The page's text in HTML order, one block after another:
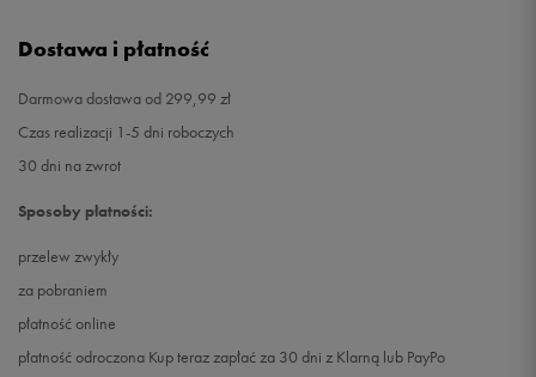
Dostawa i płatność
Darmowa dostawa od 299,99 zł
Czas realizacji 1-5 dni roboczych
30 dni na zwrot
Sposoby płatności:
przelew zwykły
za pobraniem
płatność online
płatność odroczona Kup teraz zapłać za 30 dni z Klarną lub PayPo